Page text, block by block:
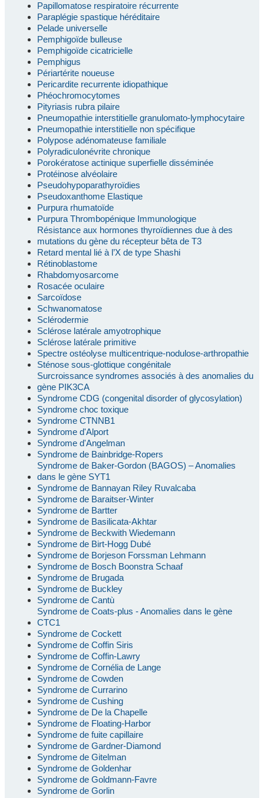
Papillomatose respiratoire récurrente
Paraplégie spastique héréditaire
Pelade universelle
Pemphigoïde bulleuse
Pemphigoïde cicatricielle
Pemphigus
Périartérite noueuse
Pericardite recurrente idiopathique
Phéochromocytomes
Pityriasis rubra pilaire
Pneumopathie interstitielle granulomato-lymphocytaire
Pneumopathie interstitielle non spécifique
Polypose adénomateuse familiale
Polyradiculonévrite chronique
Porokératose actinique superfielle disséminée
Protéinose alvéolaire
Pseudohypoparathyroïdies
Pseudoxanthome Elastique
Purpura rhumatoïde
Purpura Thrombopénique Immunologique
Résistance aux hormones thyroïdiennes due à des
mutations du gène du récepteur bêta de T3
Retard mental lié à l’X de type Shashi
Rétinoblastome
Rhabdomyosarcome
Rosacée oculaire
Sarcoïdose
Schwanomatose
Sclérodermie
Sclérose latérale amyotrophique
Sclérose latérale primitive
Spectre ostéolyse multicentrique-nodulose-arthropathie
Sténose sous-glottique congénitale
Surcroissance syndromes associés à des anomalies du
gène PIK3CA
Syndrome CDG (congenital disorder of glycosylation)
Syndrome choc toxique
Syndrome CTNNB1
Syndrome d'Alport
Syndrome d'Angelman
Syndrome de Bainbridge-Ropers
Syndrome de Baker-Gordon (BAGOS) – Anomalies
dans le gène SYT1
Syndrome de Bannayan Riley Ruvalcaba
Syndrome de Baraitser-Winter
Syndrome de Bartter
Syndrome de Basilicata-Akhtar
Syndrome de Beckwith Wiedemann
Syndrome de Birt-Hogg Dubé
Syndrome de Borjeson Forssman Lehmann
Syndrome de Bosch Boonstra Schaaf
Syndrome de Brugada
Syndrome de Buckley
Syndrome de Cantù
Syndrome de Coats-plus - Anomalies dans le gène
CTC1
Syndrome de Cockett
Syndrome de Coffin Siris
Syndrome de Coffin-Lawry
Syndrome de Cornélia de Lange
Syndrome de Cowden
Syndrome de Currarino
Syndrome de Cushing
Syndrome de De la Chapelle
Syndrome de Floating-Harbor
Syndrome de fuite capillaire
Syndrome de Gardner-Diamond
Syndrome de Gitelman
Syndrome de Goldenhar
Syndrome de Goldmann-Favre
Syndrome de Gorlin